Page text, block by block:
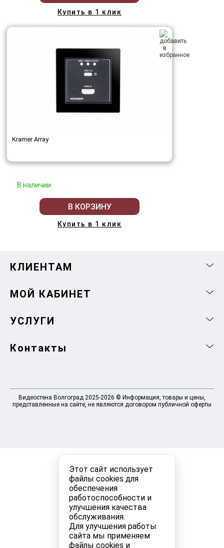
Этот сайт использует
файлы cookies для
обеспечения
работоспособности и
улучшения качества
обслуживания.
Для улучшения работы
сайта мы применяем
файлы cookies и
Купить в 1 клик
Kramer Array
В наличии
В КОРЗИНУ
Купить в 1 клик
КЛИЕНТАМ
МОЙ КАБИНЕТ
УСЛУГИ
Контакты
Видеостена Волгоград 2025-2026 © Информация, товары и цены,
представленные на сайте, не являются договором публичной оферты